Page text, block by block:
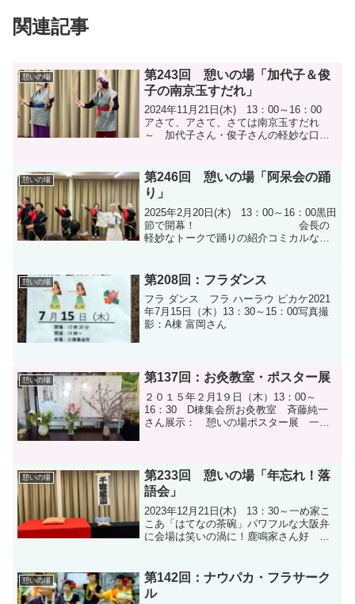
関連記事
憩いの場
第243回 憩いの場「加代子＆俊
子の南京玉すだれ」
2024年11月21日(木) 13：00～16：00
アさて、アさて、さては南京玉すだれ
～ 加代子さん・俊子さんの軽妙な口上
の読み聞かせ 「もちもちの木」「ふ
しぎなカ...
憩いの場
第246回 憩いの場「阿呆会の踊
り」
2025年2月20日(木) 13：00～16：00黒田
節で開幕！ 会長の
軽妙なトークで踊りの紹介コミカルな
令和踊り 会場の皆さんと一緒に手拍子
で！アンコ...
憩いの場 第208回：フラダンス
フラ ダンス フラ ハーラウ ピカケ2021
年7月15日（木）13：30～15：00写真撮
影：A棟 富岡さん
憩いの場 第137回：お灸教室・ポスター展
２０１５年２月1９日（木）13：00～
16：30 D棟集会所お灸教室 斉藤純一
さん展示： 憩いの場ポスター展 一年
憩いの場
第233回 憩いの場「年忘れ！落
語会」
2023年12月21日(木) 13：30～一め家こ
こあ「はてなの茶碗」パワフルな大阪弁
に会場は笑いの渦に！鹿鳴家さん好
っきり笑った後、噺家さんを囲んでビー
ルなど飲みなが...
憩いの場
第142回：ナウパカ・フラサーク
ル